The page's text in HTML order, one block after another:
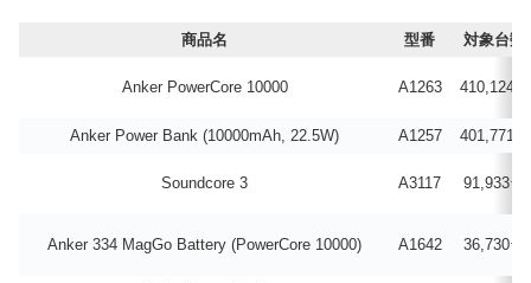
商品名 型番 対象台数
Anker PowerCore 10000 A1263 410,124台
Anker Power Bank (10000mAh, 22.5W) A1257 401,771台
Soundcore 3 A3117 91,933台
Anker 334 MagGo Battery (PowerCore 10000) A1642 36,730台